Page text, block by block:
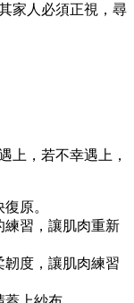
家人必須正視，尋
上，若不幸遇上，
原。
練習，讓肌肉重新
度，讓肌肉練習